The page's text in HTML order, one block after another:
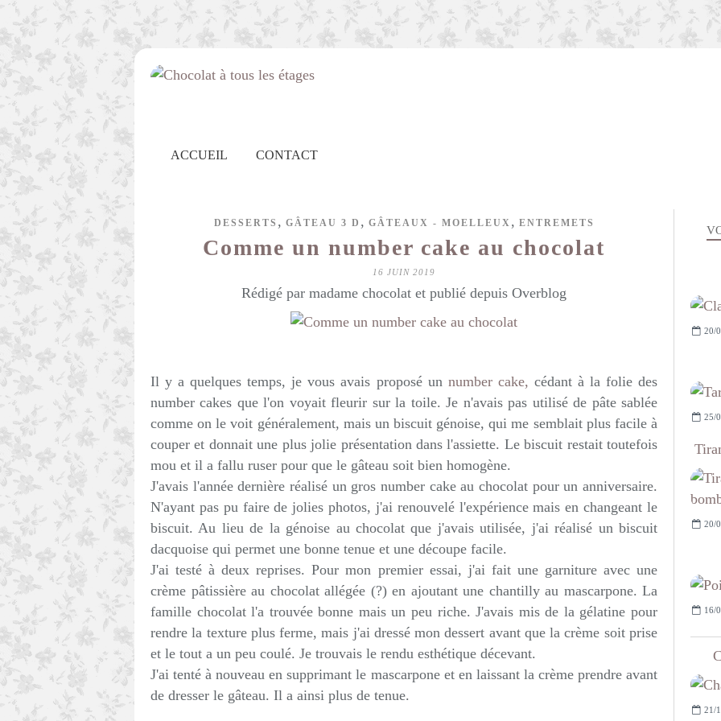
ACCUEIL CONTACT
DESSERTS , GÂTEAU 3 D , GÂTEAUX - MOELLEUX , ENTREMETS
Comme un number cake au chocolat
16 JUIN 2019
Rédigé par madame chocolat et publié depuis Overblog
Il y a quelques temps, je vous avais proposé unnumber cake, cédant à la folie des
number cakes que l'on voyait fleurir sur la toile. Je n'avais pas utilisé de pâte sablée
comme on le voit généralement, mais un biscuit génoise, qui me semblait plus facile à
couper et donnait une plus jolie présentation dans l'assiette. Le biscuit restait toutefois
mou et il a fallu ruser pour que le gâteau soit bien homogène.
J'avais l'année dernière réalisé un gros number cake au chocolat pour un anniversaire.
N'ayant pas pu faire de jolies photos, j'ai renouvelé l'expérience mais en changeant le
biscuit. Au lieu de la génoise au chocolat que j'avais utilisée, j'ai réalisé un biscuit
dacquoise qui permet une bonne tenue et une découpe facile.
J'ai testé à deux reprises. Pour mon premier essai, j'ai fait une garniture avec une
crème pâtissière au chocolat allégée (?) en ajoutant une chantilly au mascarpone. La
famille chocolat l'a trouvée bonne mais un peu riche. J'avais mis de la gélatine pour
rendre la texture plus ferme, mais j'ai dressé mon dessert avant que la crème soit prise
et le tout a un peu coulé. Je trouvais le rendu esthétique décevant.
J'ai tenté à nouveau en supprimant le mascarpone et en laissant la crème prendre avant
de dresser le gâteau. Il a ainsi plus de tenue.
20/
25/
20/
16/
21/